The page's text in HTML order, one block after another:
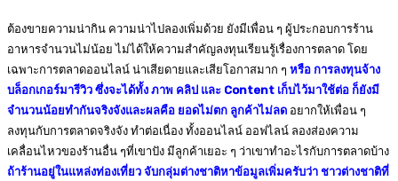
ต้องขายความน่ากิน ความน่าไปลองเพิ่มด้วย ยังมีเพื่อน ๆ ผู้ประกอบการร้าน
อาหารจำนวนไม่น้อย ไม่ได้ให้ความสำคัญลงทุนเรียนรู้เรื่องการตลาด โดย
เฉพาะการตลาดออนไลน์ น่าเสียดายและเสียโอกาสมาก ๆ หรือ การลงทุนจ้าง
บล็อกเกอร์มารีวิว ซึ่งจะได้ทั้ง ภาพ คลิป และ Content เก็บไว้มาใช้ต่อ ก็ยังมี
จำนวนน้อยทำกันจริงจังและผลคือ ยอดไม่ตก ลูกค้าไม่ลด อยากให้เพื่อน ๆ
ลงทุนกับการตลาดจริงจัง ทำต่อเนื่อง ทั้งออนไลน์ ออฟไลน์ ลองส่องความ
เคลื่อนไหวของร้านอื่น ๆที่เขาปัง มีลูกค้าเยอะ ๆ ว่าเขาทำอะไรกับการตลาดบ้าง
ถ้าร้านอยู่ในแหล่งท่องเที่ยว จับกลุ่มต่างชาติหาข้อมูลเพิ่มครับว่า ชาวต่างชาติที่